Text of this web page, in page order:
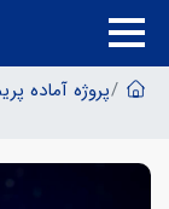
پروژه آماده